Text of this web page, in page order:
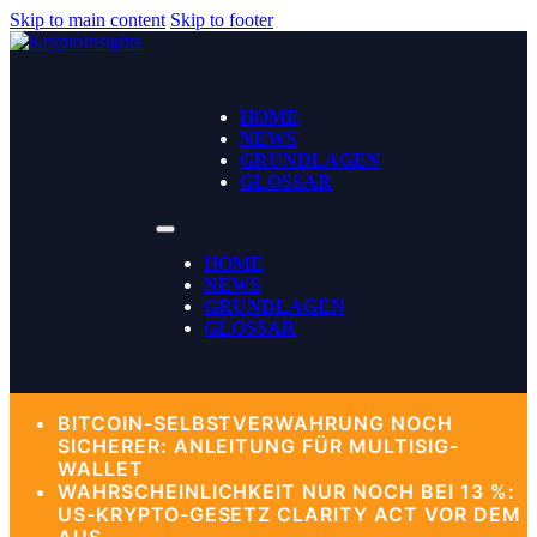
Skip to main content Skip to footer
HOME
NEWS
GRUNDLAGEN
GLOSSAR
HOME
NEWS
GRUNDLAGEN
GLOSSAR
BITCOIN-SELBSTVERWAHRUNG NOCH
SICHERER: ANLEITUNG FÜR MULTISIG-
WALLET
WAHRSCHEINLICHKEIT NUR NOCH BEI 13 %:
US-KRYPTO-GESETZ CLARITY ACT VOR DEM